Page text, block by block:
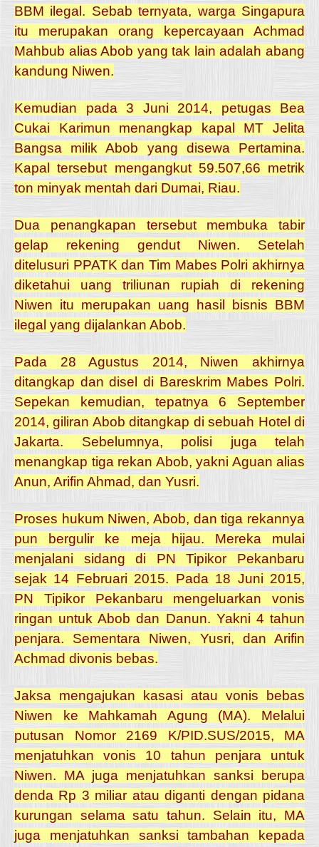
BBM ilegal. Sebab ternyata, warga Singapura
itu merupakan orang kepercayaan Achmad
Mahbub alias Abob yang tak lain adalah abang
kandung Niwen.
Kemudian pada 3 Juni 2014, petugas Bea
Cukai Karimun menangkap kapal MT Jelita
Bangsa milik Abob yang disewa Pertamina.
Kapal tersebut mengangkut 59.507,66 metrik
ton minyak mentah dari Dumai, Riau.
Dua penangkapan tersebut membuka tabir
gelap rekening gendut Niwen. Setelah
ditelusuri PPATK dan Tim Mabes Polri akhirnya
diketahui uang triliunan rupiah di rekening
Niwen itu merupakan uang hasil bisnis BBM
ilegal yang dijalankan Abob.
Pada 28 Agustus 2014, Niwen akhirnya
ditangkap dan disel di Bareskrim Mabes Polri.
Sepekan kemudian, tepatnya 6 September
2014, giliran Abob ditangkap di sebuah Hotel di
Jakarta. Sebelumnya, polisi juga telah
menangkap tiga rekan Abob, yakni Aguan alias
Anun, Arifin Ahmad, dan Yusri.
Proses hukum Niwen, Abob, dan tiga rekannya
pun bergulir ke meja hijau. Mereka mulai
menjalani sidang di PN Tipikor Pekanbaru
sejak 14 Februari 2015. Pada 18 Juni 2015,
PN Tipikor Pekanbaru mengeluarkan vonis
ringan untuk Abob dan Danun. Yakni 4 tahun
penjara. Sementara Niwen, Yusri, dan Arifin
Achmad divonis bebas.
Jaksa mengajukan kasasi atau vonis bebas
Niwen ke Mahkamah Agung (MA). Melalui
putusan Nomor 2169 K/PID.SUS/2015, MA
menjatuhkan vonis 10 tahun penjara untuk
Niwen. MA juga menjatuhkan sanksi berupa
denda Rp 3 miliar atau diganti dengan pidana
kurungan selama satu tahun. Selain itu, MA
juga menjatuhkan sanksi tambahan kepada